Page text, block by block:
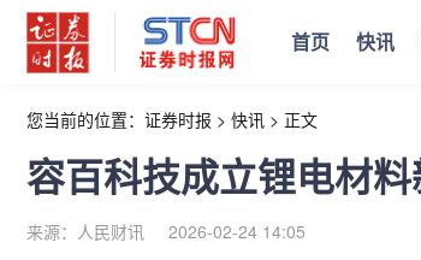
首页 快讯
您当前的位置： 证券时报 > 快讯 > 正文
容百科技成立锂电材
来源：人民财讯 2026-02-24 14:05